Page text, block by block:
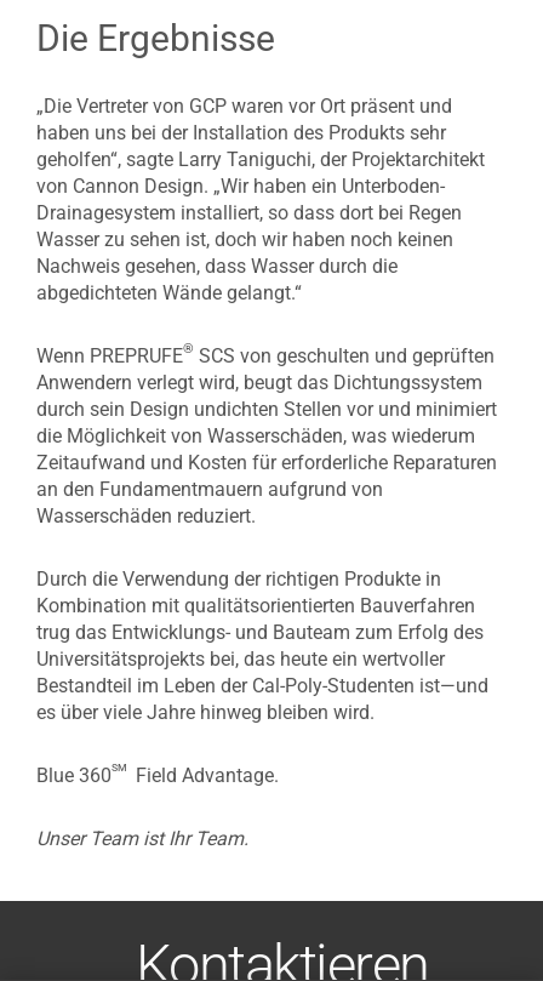
Die Ergebnisse
„Die Vertreter von GCP waren vor Ort präsent und
haben uns bei der Installation des Produkts sehr
geholfen“, sagte Larry Taniguchi, der Projektarchitekt
von Cannon Design. „Wir haben ein Unterboden-
Drainagesystem installiert, so dass dort bei Regen
Wasser zu sehen ist, doch wir haben noch keinen
Nachweis gesehen, dass Wasser durch die
abgedichteten Wände gelangt.“
Wenn PREPRUFE® SCS von geschulten und geprüften
Anwendern verlegt wird, beugt das Dichtungssystem
durch sein Design undichten Stellen vor und minimiert
die Möglichkeit von Wasserschäden, was wiederum
Zeitaufwand und Kosten für erforderliche Reparaturen
an den Fundamentmauern aufgrund von
Wasserschäden reduziert.
Durch die Verwendung der richtigen Produkte in
Kombination mit qualitätsorientierten Bauverfahren
trug das Entwicklungs- und Bauteam zum Erfolg des
Universitätsprojekts bei, das heute ein wertvoller
Bestandteil im Leben der Cal-Poly-Studenten ist—und
es über viele Jahre hinweg bleiben wird.
Blue 360sm Field Advantage.
Unser Team ist Ihr Team.
Kontaktieren